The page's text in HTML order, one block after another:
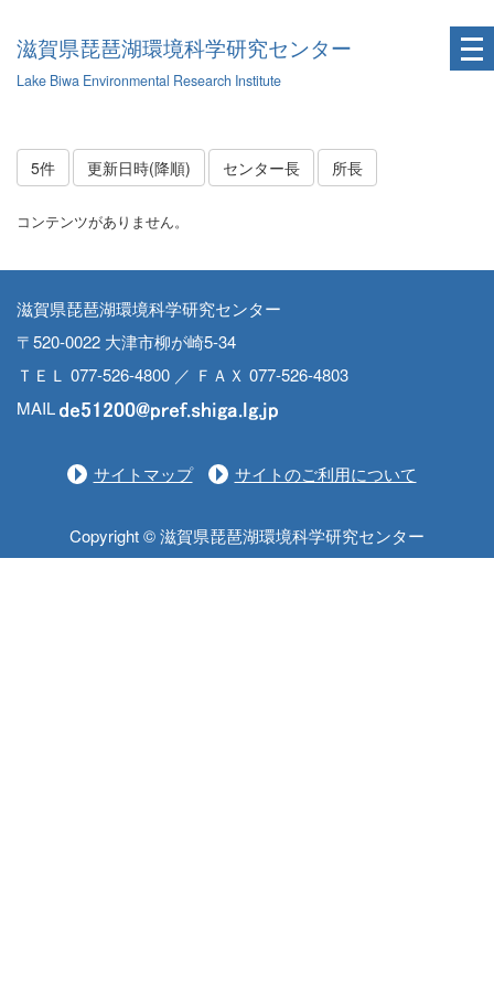
滋賀県琵琶湖環境科学研究センター
Lake Biwa Environmental Research Institute
5件 更新日時(降順) センター長 所長
コンテンツがありません。
滋賀県琵琶湖環境科学研究センター
〒520-0022 大津市柳が崎5-34
ＴＥＬ 077-526-4800 ／ ＦＡＸ 077-526-4803
MAIL
サイトマップ サイトのご利用について
Copyright © 滋賀県琵琶湖環境科学研究センター